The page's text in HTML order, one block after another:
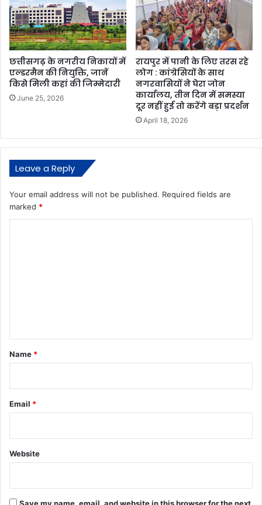
छत्तीसगढ़ के नगरीय निकायों में
एल्डरमैन की नियुक्ति, जानें
किसे मिली कहां की जिम्मेदारी
June 25, 2026
रायपुर में पानी के लिए तरस रहे
लाेग : कांग्रेसियों के साथ
नगरवासियों ने घेरा जोन
कार्यालय, तीन दिन में समस्या
दूर नहीं हुई तो करेंगे बड़ा प्रदर्शन
April 18, 2026
Leave a Reply
Your email address will not be published. Required fields are
marked *
*
Name *
Email *
Website